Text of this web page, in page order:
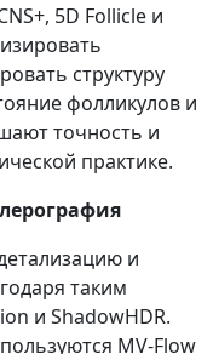
5D Follicle и
структуру
фолликулов и
точность и
практике.
и
таким
и ShadowHDR.
MV-Flow